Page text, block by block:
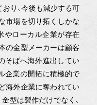
り、今後も減少する可
市場を切り拓くしかな
やローカル企業が存在
の金型メーカーは顧客
そばへ海外進出してい
企業の開拓に積極的で
海外企業に奪われてい
型は製作だけでなく、